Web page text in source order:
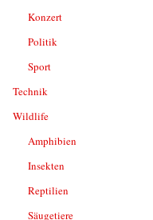
Konzert
Politik
Sport
Technik
Wildlife
Amphibien
Insekten
Reptilien
Säugetiere